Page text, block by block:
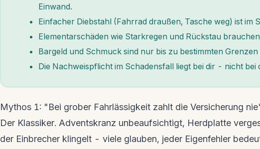
Einwand.
Einfacher Diebstahl (Fahrrad draußen, Tasche weg) ist im
Elementarschäden wie Starkregen und Rückstau
Bargeld und Schmuck sind nur bis zu bestimmten Grenzen
Die Nachweispflicht im Schadensfall liegt bei dir - nicht bei
Mythos 1: "Bei grober Fahrlässigkeit zahlt die Versicherung
Der Klassiker. Adventskranz unbeaufsichtigt, Herdplatte
der Einbrecher klingelt - viele glauben, jeder Eigenfehler